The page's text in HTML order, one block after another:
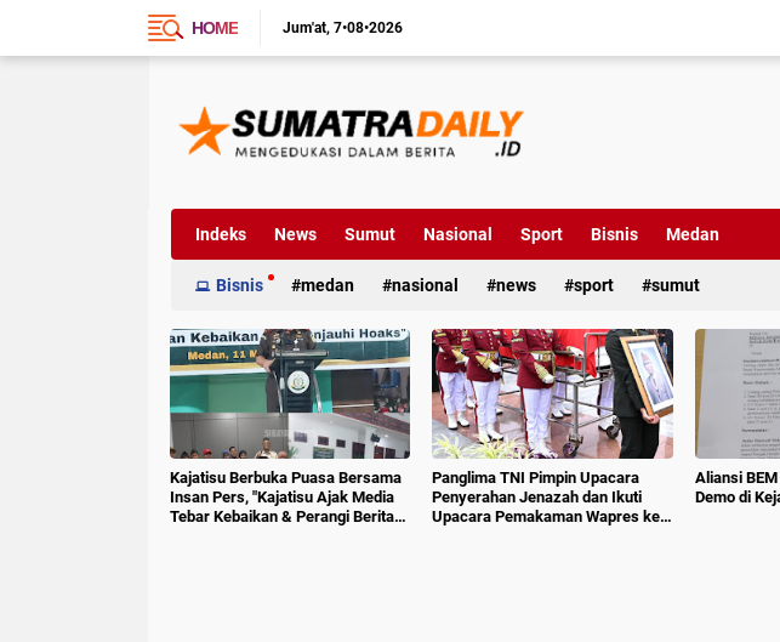
HOME Jum'at 7•08•2026
Indeks News Sumut Nasional Sport Bisnis Medan
Bisnis medan nasional news sport sumut
Kajatisu Berbuka Puasa Bersama
Insan Pers, "Kajatisu Ajak Media
Tebar Kebaikan & Perangi Berita
Panglima TNI Pimpin Upacara
Penyerahan Jenazah dan Ikuti
Upacara Pemakaman Wapres ke-
Aliansi
Demo di